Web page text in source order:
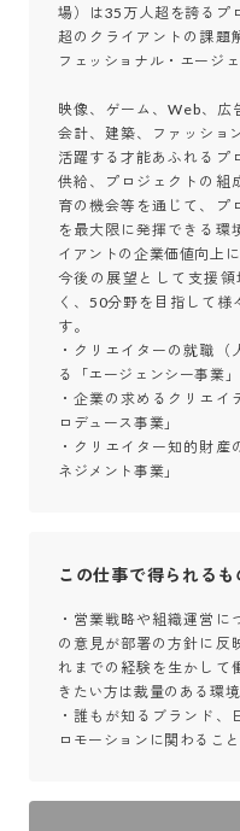
場）は35万人超を誇るプ
超のクライアントの課題
フェッショナル・エージェ
映像、ゲーム、Web、広
会計、建築、ファッショ
活躍する才能あふれるプ
供給、プロジェクトの組
育の機会等を通じて、プ
を最大限に発揮できる環
イアントの企業価値向上
今後の展望として支援
く、50分野を目指して様
す。
・クリエイターの就職
る「エージェンシー事業」
・企業の求めるクリエ
ロデュース事業」
・クリエイター知的財
ネジメント事業」
この仕事で得られるも
・営業戦略や組織運営
の意見が部署の方針に反
れまでの経験を生かして
きたい方は裁量のある環
・誰もが知るブランド
ロモーションに関わるこ